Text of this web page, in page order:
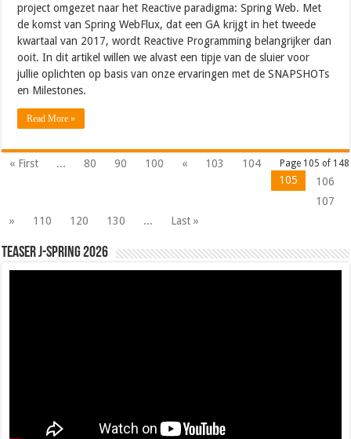
project omgezet naar het Reactive paradigma: Spring Web. Met
de komst van Spring WebFlux, dat een GA krijgt in het tweede
kwartaal van 2017, wordt Reactive Programming belangrijker dan
ooit. In dit artikel willen we alvast een tipje van de sluier voor
jullie oplichten op basis van onze ervaringen met de SNAPSHOTs
en Milestones.
Read More »
Page 105 of 148
« First ... 80 90 100 « 103
104
105
106
107
»
110 120 130 ... Last »
Teaser J-Spring 2026